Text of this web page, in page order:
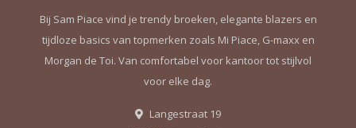
Bij Sam Piace vind je trendy broeken, elegante blazers en
tijdloze basics van topmerken zoals Mi Piace, G-maxx en
Morgan de Toi. Van comfortabel voor kantoor tot stijlvol
voor elke dag.
Langestraat 19
DEALS?
Sign up to receive access to our latest updates
and best offers.